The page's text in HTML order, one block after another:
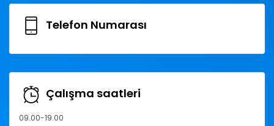
Telefon Numarası
Çalışma saatleri
09.00-19.00